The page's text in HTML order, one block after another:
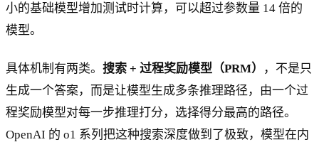
小的基础模型增加测试时计算，可以超过参数量 14 倍的
模型。
具体机制有两类。 搜索 + 过程奖励模型（PRM）
，不是只
生成一个答案，而是让模型生成多条推理路径，由一个过
程奖励模型对每一步推理打分，选择得分最高的路径。
OpenAI 的 o1 系列把这种搜索深度做到了极致，模型在内